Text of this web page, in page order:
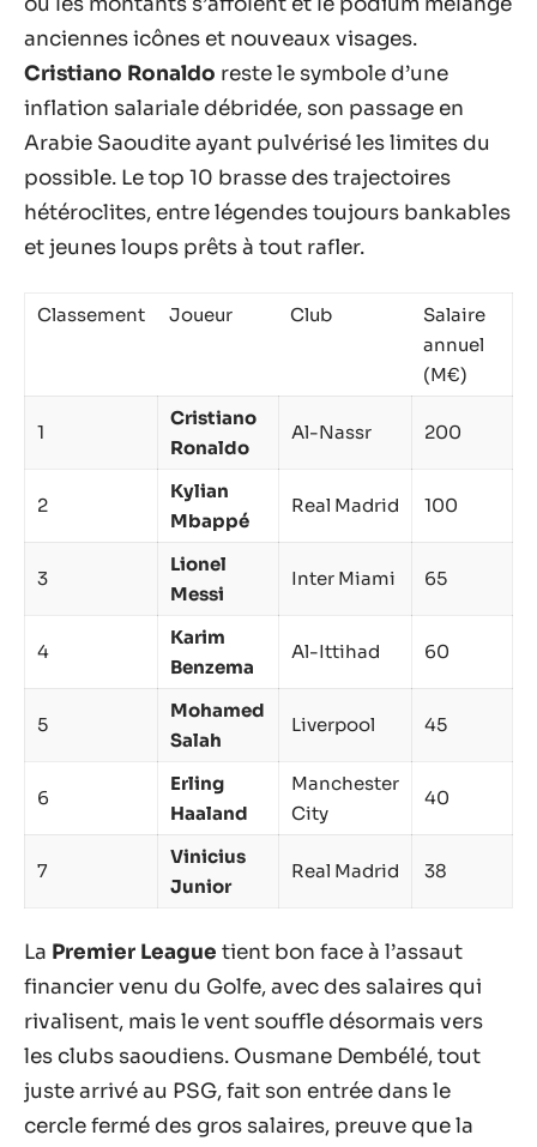
anciennes icônes et nouveaux visages.
Cristiano Ronaldo reste le symbole d’une
inflation salariale débridée, son passage en
Arabie Saoudite ayant pulvérisé les limites du
possible. Le top 10 brasse des trajectoires
hétéroclites, entre légendes toujours bankables
et jeunes loups prêts à tout rafler.
Classement Joueur Club
Salaire
annuel
(M€)
1
Cristiano
Ronaldo
Al-Nassr 200
2
Kylian
Mbappé
Real Madrid 100
3
Lionel
Messi
Inter Miami 65
4
Karim
Benzema
Al-Ittihad 60
5
Mohamed
Salah
Liverpool 45
6
Erling
Haaland
Manchester
City
40
7
Vinicius
Junior
Real Madrid 38
La Premier League tient bon face à l’assaut
financier venu du Golfe, avec des salaires qui
rivalisent, mais le vent souffle désormais vers
les clubs saoudiens. Ousmane Dembélé, tout
juste arrivé au PSG, fait son entrée dans le
cercle fermé des gros salaires, preuve que la